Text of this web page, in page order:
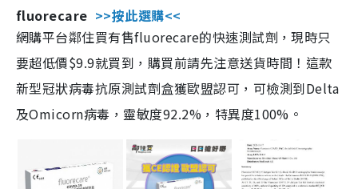
fluorecare >>按此選購<<
網購平台鄰住買有售fluorecare的快速測試劑，現時只
要超低價$9.9就買到，購買前請先注意送貨時間！這款
新型冠狀病毒抗原測試劑盒獲歐盟認可，可檢測到Delta
及Omicorn病毒，靈敏度92.2%，特異度100%。